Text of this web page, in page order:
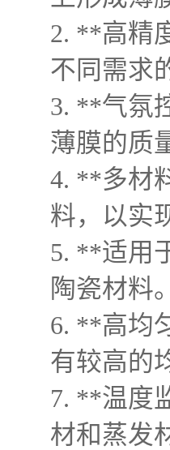
2. **高精
不同需求
3. **气氛
薄膜的质
4. **多材
料，以实
5. **适用
陶瓷材料
6. **高均
有较高的
7. **温度
材和蒸发